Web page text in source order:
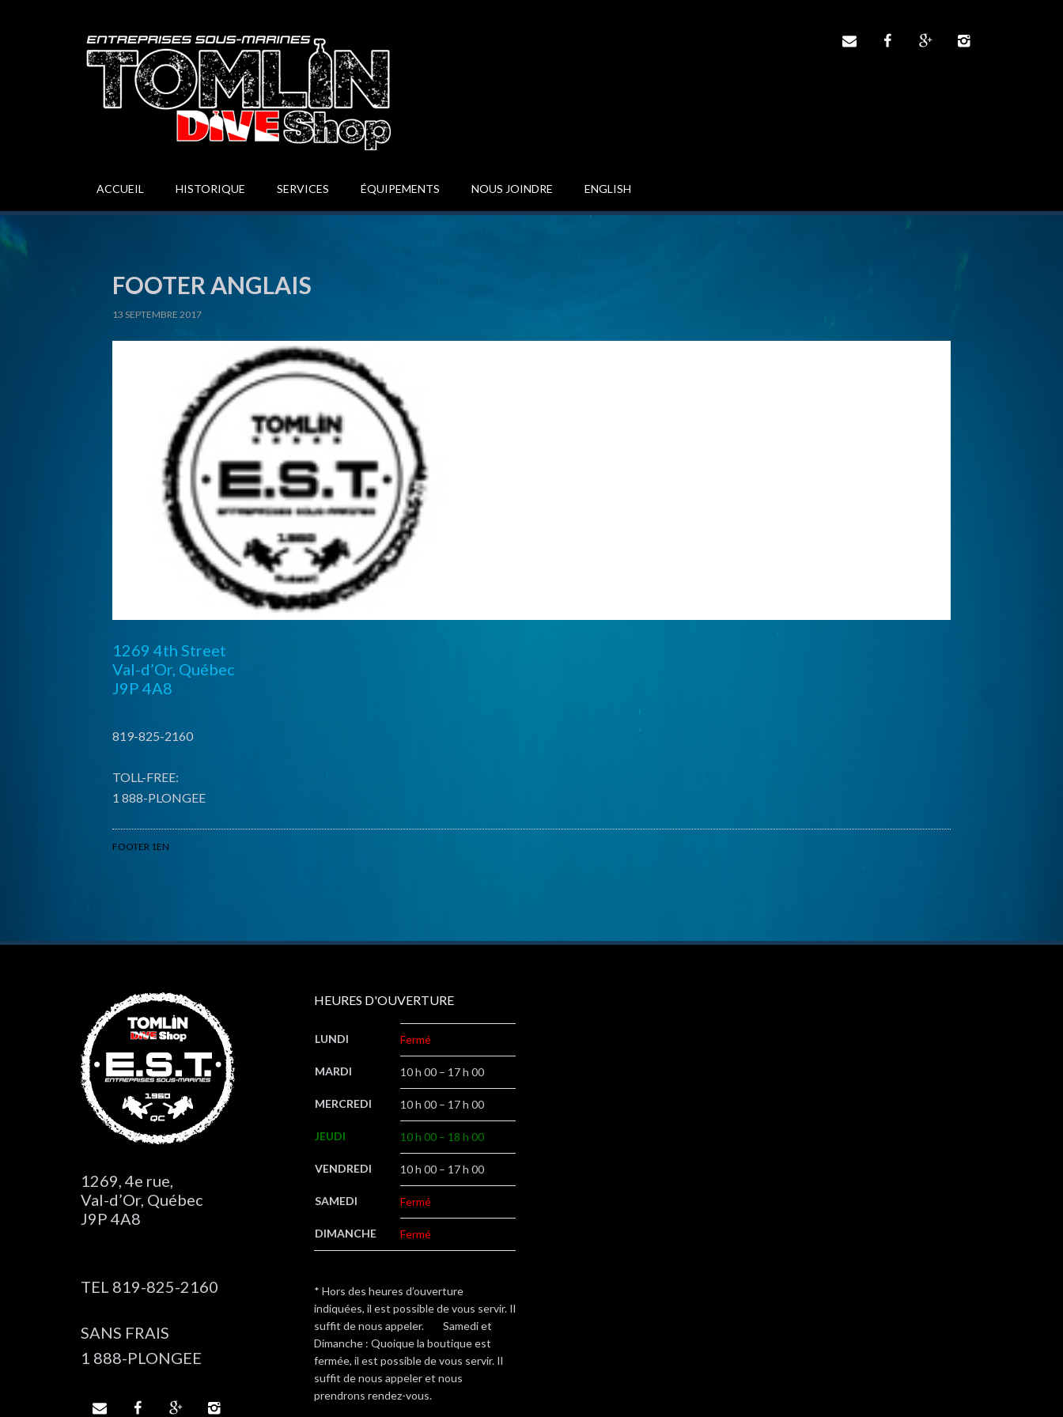
   
ACCUEIL HISTORIQUE SERVICES ÉQUIPEMENTS NOUS JOINDRE ENGLISH
FOOTER ANGLAIS
13 SEPTEMBRE 2017
1269 4th Street
Val-d’Or, Québec
J9P 4A8
819-825-2160
TOLL-FREE:
1 888-PLONGEE
FOOTER 1EN
1269, 4e rue,
Val-d’Or, Québec
J9P 4A8
TEL 819-825-2160
SANS FRAIS
1 888-PLONGEE
   
HEURES D'OUVERTURE
LUNDI Fermé
MARDI 10 h 00 – 17 h 00
MERCREDI 10 h 00 – 17 h 00
JEUDI 10 h 00 – 18 h 00
VENDREDI 10 h 00 – 17 h 00
SAMEDI Fermé
DIMANCHE Fermé
* Hors des heures d’ouverture
indiquées, il est possible de vous servir. Il
suffit de nous appeler. Samedi et
Dimanche : Quoique la boutique est
fermée, il est possible de vous servir. Il
suffit de nous appeler et nous
prendrons rendez-vous.